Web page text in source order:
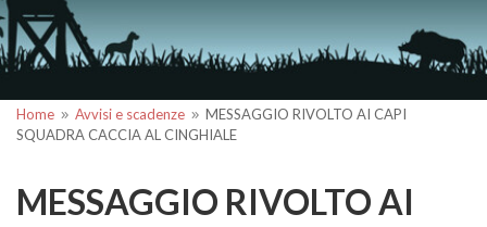
Home 9 Avvisi e scadenze 9 MESSAGGIO RIVOLTO AI CAPI
SQUADRA CACCIA AL CINGHIALE
MESSAGGIO RIVOLTO AI